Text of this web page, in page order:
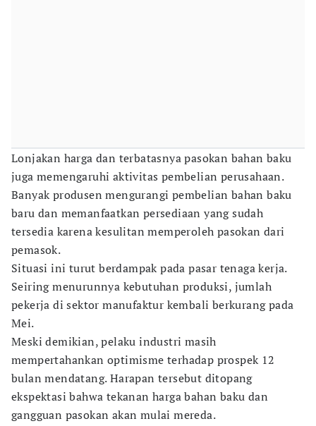
Lonjakan harga dan terbatasnya pasokan bahan baku
juga memengaruhi aktivitas pembelian perusahaan.
Banyak produsen mengurangi pembelian bahan baku
baru dan memanfaatkan persediaan yang sudah
tersedia karena kesulitan memperoleh pasokan dari
pemasok.
Situasi ini turut berdampak pada pasar tenaga kerja.
Seiring menurunnya kebutuhan produksi, jumlah
pekerja di sektor manufaktur kembali berkurang pada
Mei.
Meski demikian, pelaku industri masih
mempertahankan optimisme terhadap prospek 12
bulan mendatang. Harapan tersebut ditopang
ekspektasi bahwa tekanan harga bahan baku dan
gangguan pasokan akan mulai mereda.